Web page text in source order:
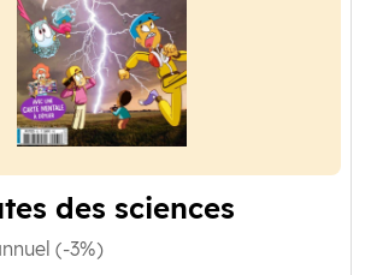
des sciences
(-3%)